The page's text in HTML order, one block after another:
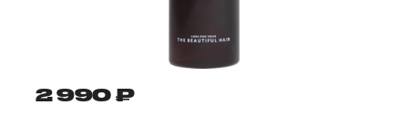
2 990 ₽